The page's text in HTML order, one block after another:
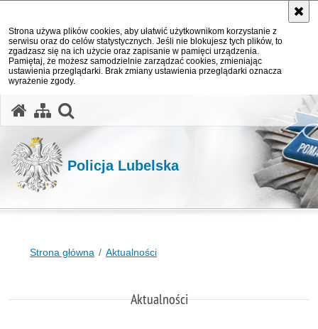
Strona używa plików cookies, aby ułatwić użytkownikom korzystanie z
serwisu oraz do celów statystycznych. Jeśli nie blokujesz tych plików, to
zgadzasz się na ich użycie oraz zapisanie w pamięci urządzenia.
Pamiętaj, że możesz samodzielnie zarządzać cookies, zmieniając
ustawienia przeglądarki. Brak zmiany ustawienia przeglądarki oznacza
wyrażenie zgody.
Policja Lubelska
Strona główna Aktualności
Aktualności